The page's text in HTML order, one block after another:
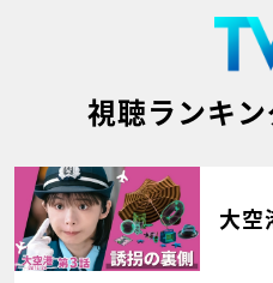
視聴ランキ
大空